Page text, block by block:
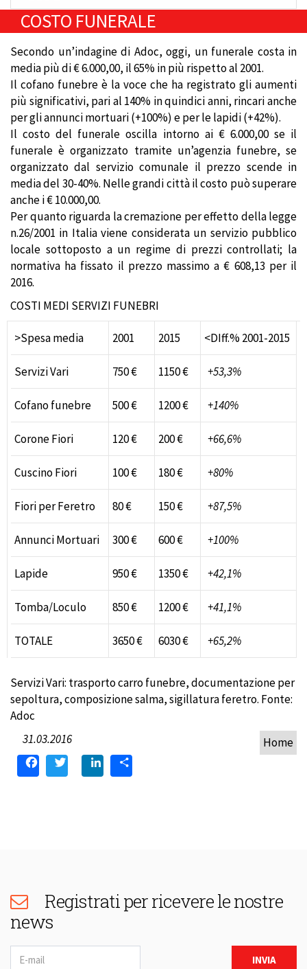
COSTO FUNERALE
Secondo un’indagine di Adoc, oggi, un funerale costa in
media più di € 6.000,00, il 65% in più rispetto al 2001.
Il cofano funebre è la voce che ha registrato gli aumenti
più significativi, pari al 140% in quindici anni, rincari anche
per gli annunci mortuari (+100%) e per le lapidi (+42%).
Il costo del funerale oscilla intorno ai € 6.000,00 se il
funerale è organizzato tramite un’agenzia funebre, se
organizzato dal servizio comunale il prezzo scende in
media del 30-40%. Nelle grandi città il costo può superare
anche i € 10.000,00.
Per quanto riguarda la cremazione per effetto della legge
n.26/2001 in Italia viene considerata un servizio pubblico
locale sottoposto a un regime di prezzi controllati; la
normativa ha fissato il prezzo massimo a € 608,13 per il
2016.
COSTI MEDI SERVIZI FUNEBRI
>Spesa media 2001 2015 <DIff.% 2001-2015
Servizi Vari 750 € 1150 € +53,3%
Cofano funebre 500 € 1200 € +140%
Corone Fiori 120 € 200 € +66,6%
Cuscino Fiori 100 € 180 € +80%
Fiori per Feretro 80 € 150 € +87,5%
Annunci Mortuari 300 € 600 € +100%
Lapide 950 € 1350 € +42,1%
Tomba/Loculo 850 € 1200 € +41,1%
TOTALE 3650 € 6030 € +65,2%
Servizi Vari: trasporto carro funebre, documentazione per
sepoltura, composizione salma, sigillatura feretro. Fonte:
Adoc
31.03.2016
Home
Facebook
TwitterLinkedIn
Registrati per ricevere le nostre
news
Newsletter INVIA